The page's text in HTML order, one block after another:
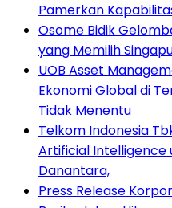
Pamerkan
Osome Bidik
yang Memilih
UOB Asset
Ekonomi Global di
Tidak Menentu
Telkom Indonesia
Artificial Intelligence
Danantara,
Press Release